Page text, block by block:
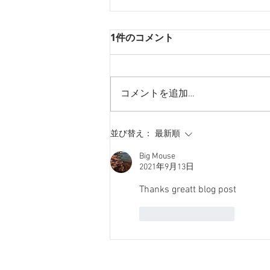
浜松の保育園のWebサイト制
1件のコメント
コメントを追加…
並び替え： 最新順
Big Mouse
2021年9月13日
Thanks greatt blog post